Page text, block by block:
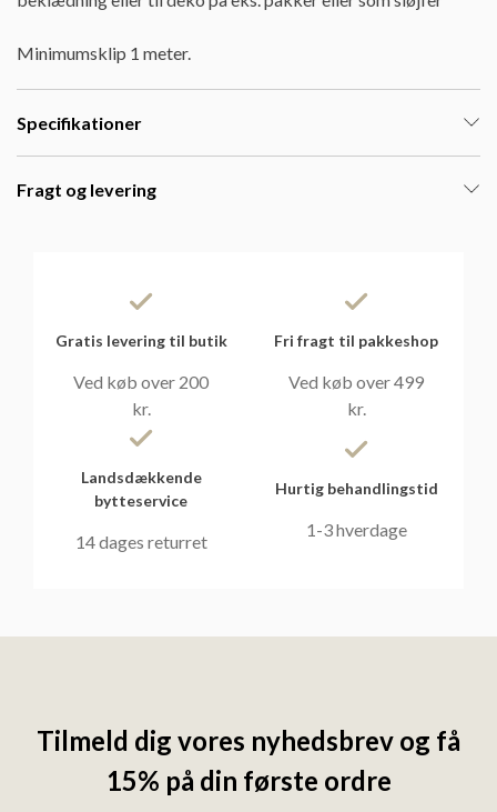
Minimumsklip 1 meter.
Specifikationer
Fragt og levering
Gratis levering til butik
Ved køb over 200
kr.
Fri fragt til pakkeshop
Ved køb over 499
kr.
Landsdækkende
bytteservice
14 dages returret
Hurtig behandlingstid
1-3 hverdage
Tilmeld dig vores nyhedsbrev og få
15% på din første ordre